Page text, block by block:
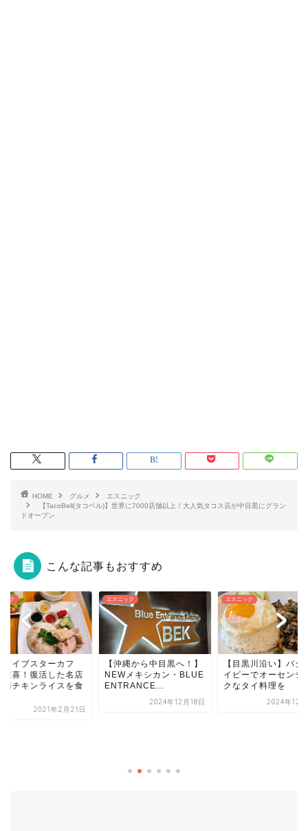
HOME グルメ
エスニック
【TacoBell(タコベル)】世界に7000店舗以上！大人気タコス店が中目黒にグラン
ドオープン
こんな記事もおすすめ
ック
ァイブスターカフ
歓喜！復活した名店
南チキンライスを食
2021年2月21日
エスニック
【沖縄から中目黒へ！】
NEWメキシカン・BLUE
ENTRANCE...
2024年12月18日
エスニック
【目黒川沿い】バタ
イピーでオーセンテ
クなタイ料理を
2024年12